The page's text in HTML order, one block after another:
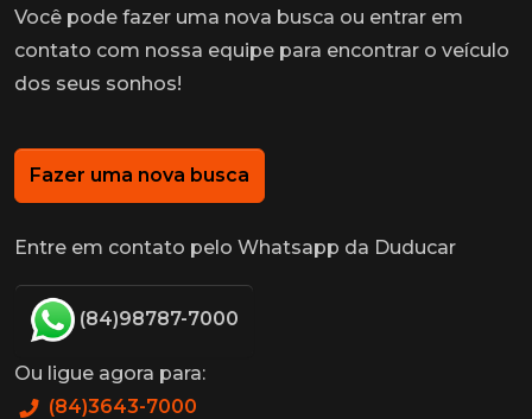
Você pode fazer uma nova busca ou entrar em
contato com nossa equipe para encontrar o veículo
dos seus sonhos!
Fazer uma nova busca
Entre em contato pelo Whatsapp da Duducar
(84)98787-7000
Ou ligue agora para:
(84)3643-7000